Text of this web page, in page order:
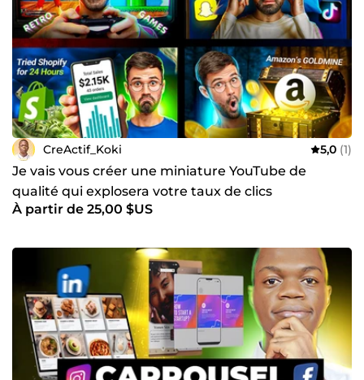
CreActif_Koki 5,0 (1)
Je vais vous créer une miniature YouTube de
qualité qui explosera votre taux de clics
À partir de 25,00 $US